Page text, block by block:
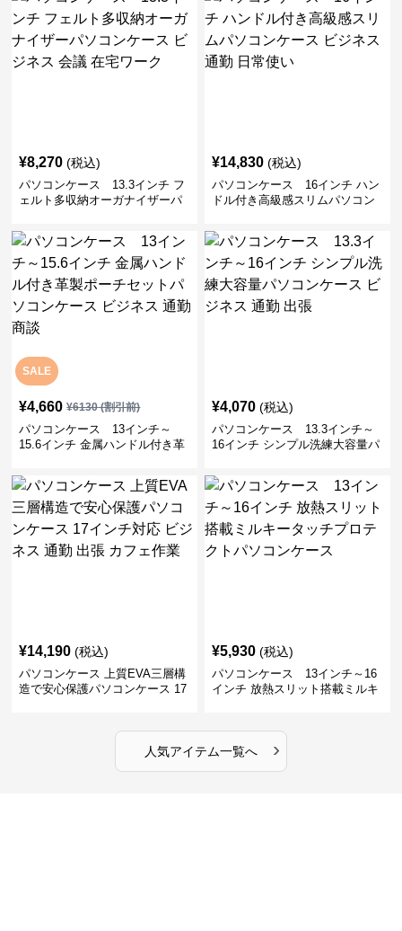
¥8,270 (税込)
パソコンケース 13.3インチ フ
ェルト多収納オーガナイザーパ
宅ワーク
¥14,830 (税込)
パソコンケース 16インチ ハン
ドル付き高級感スリムパソコン
SALE
¥4,660 ¥6130(割引前)
パソコンケース 13インチ～
15.6インチ 金属ハンドル付き革
ビジネス 通勤 商談
¥4,070 (税込)
パソコンケース 13.3インチ～
16インチ シンプル洗練大容量パ
張
¥14,190 (税込)
パソコンケース 上質EVA三層構
造で安心保護パソコンケース 17
¥5,930 (税込)
パソコンケース 13インチ～16
インチ 放熱スリット搭載ミルキ
人気アイテム一覧へ ›